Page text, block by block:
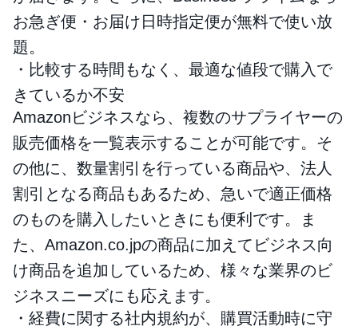
お急ぎ便・お届け日時指定便が無料で使い放
題。
・比較する時間もなく、最適な値段で購入で
きているか不安
Amazonビジネスなら、複数のサプライヤーの
販売価格を一覧表示することが可能です。そ
の他に、数量割引を行っている商品や、法人
割引となる商品もあるため、急いで適正価格
のものを購入したいときにも便利です。ま
た、Amazon.co.jpの商品に加えてビジネス向
け商品を追加しているため、様々な業界のビ
ジネスニーズにも応えます。
・経費に関する社内規約が、購買活動時に守